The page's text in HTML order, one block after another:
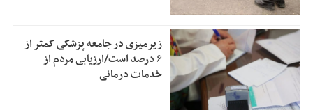
زیرمیزی در جامعه پزشکی کمتر از
۶ درصد است/ارزیابی مردم از
خدمات درمانی